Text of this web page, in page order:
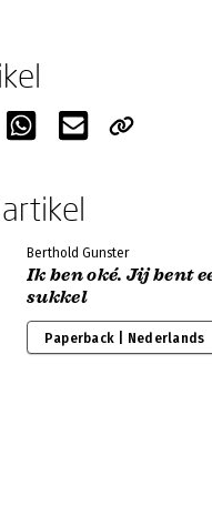
Berthold Gunster
Ik ben oké. Jij bent
sukkel
Paperback | Nederlands